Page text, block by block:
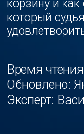
ПРОЙТИ ТЕСТ:
Перейти к статье